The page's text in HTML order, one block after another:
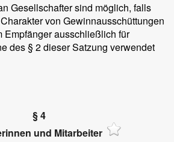
Gesellschafter sind möglich, falls
von Gewinnausschüttungen
Empfänger ausschließlich für
des § 2 dieser Satzung verwendet
§ 4
und Mitarbeiter